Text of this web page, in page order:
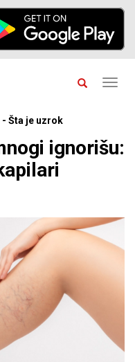
- Šta je uzrok
ignorišu: